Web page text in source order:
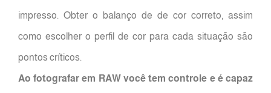
impresso. Obter o balanço de de cor correto, assim
como escolher o perfil de cor para cada situação são
pontos críticos.
Ao fotografar em RAW você tem controle e é capaz